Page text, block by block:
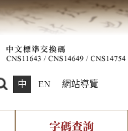
中 EN 網站導覽
字碼查詢